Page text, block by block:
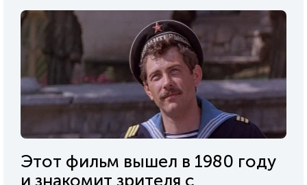
Этот фильм вышел в 1980 году
и знакомит зрителя с